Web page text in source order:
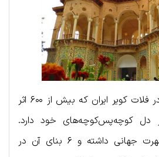
کرمان نگینی ارزشمند در فلات کویر ایران که بیش از ۶۰۰ اثر
دل کوچه‌پس‌کوچه‌های خود دارد.
جاذبه‌های این شهر شهرت جهانی داشته و ۶ بنای آن در